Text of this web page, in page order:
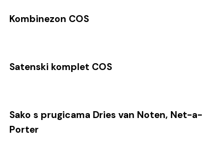
Kombinezon COS
Satenski komplet COS
Sako s prugicama Dries van Noten, Net-a-
Porter